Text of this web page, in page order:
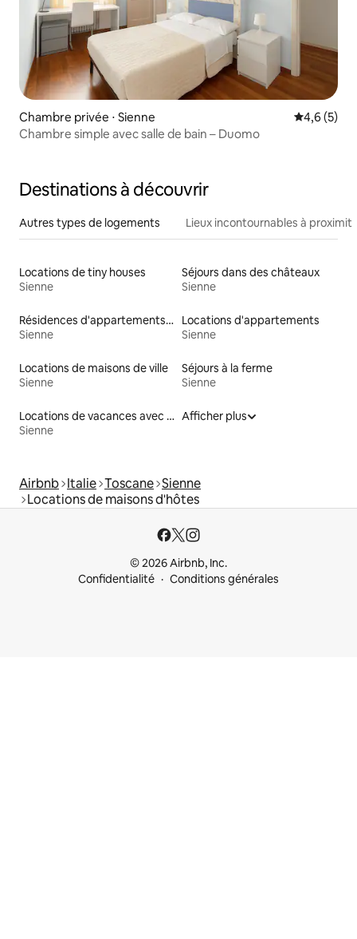
Chambre privée ⋅ Sienne Évaluation
4,6 (5)
Chambre simple avec salle de bain – Duomo
Destinations à découvrir
Autres types de logements Lieux incontournables à
Locations de tiny houses
Sienne
Séjours dans des châteaux
Sienne
Résidences d'appartements en location
Sienne
Locations d'appartements
Sienne
Locations de maisons de ville
Sienne
Séjours à la ferme
Sienne
Locations de vacances avec piscine
Sienne
Afficher plus
Airbnb Italie Toscane Sienne
Locations de maisons d'hôtes
© 2026 Airbnb, Inc.
Confidentialité
Conditions générales